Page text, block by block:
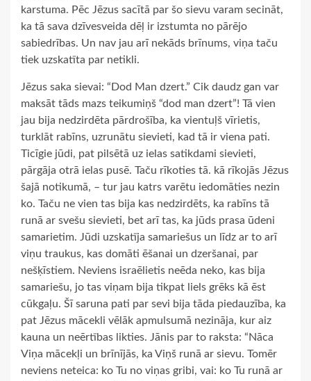
karstuma. Pēc Jēzus sacītā par šo sievu varam secināt,
ka tā sava dzīvesveida dēļ ir izstumta no pārējo
sabiedrības. Un nav jau arī nekāds brīnums, viņa taču
tiek uzskatīta par netikli.
Jēzus saka sievai: “Dod Man dzert.” Cik daudz gan var
maksāt tāds mazs teikumiņš “dod man dzert”! Tā vien
jau bija nedzirdēta pārdrošība, ka vientuļš vīrietis,
turklāt rabīns, uzrunātu sievieti, kad tā ir viena pati.
Ticīgie jūdi, pat pilsētā uz ielas satikdami sievieti,
pārgāja otrā ielas pusē. Taču rīkoties tā. kā rīkojās Jēzus
šajā notikumā, – tur jau katrs varētu iedomāties nezin
ko. Taču ne vien tas bija kas nedzirdēts, ka rabīns tā
runā ar svešu sievieti, bet arī tas, ka jūds prasa ūdeni
samarietim. Jūdi uzskatīja samariešus un līdz ar to arī
viņu traukus, kas domāti ēšanai un dzeršanai, par
nešķīstiem. Neviens israēlietis neēda neko, kas bija
samariešu, jo tas viņam bija tikpat liels grēks kā ēst
cūkgaļu. Šī saruna pati par sevi bija tāda piedauzība, ka
pat Jēzus mācekli vēlāk apmulsumā nezināja, kur aiz
kauna un neērtības likties. Jānis par to raksta: “Nāca
Viņa mācekļi un brīnījās, ka Viņš runā ar sievu. Tomēr
neviens neteica: ko Tu no viņas gribi, vai: ko Tu runā ar